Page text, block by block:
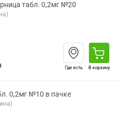
табл. 0,2мг №20
Где есть В корзину
0,2мг №10 в пачке